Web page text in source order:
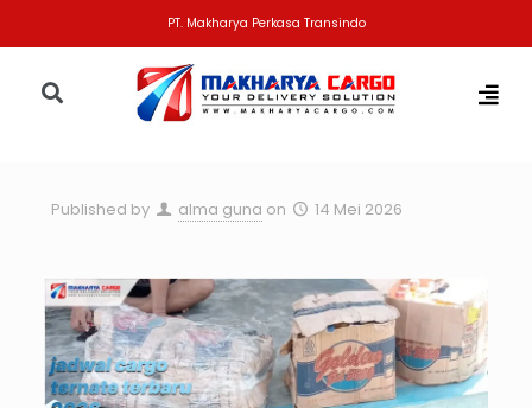
PT. Makharya Perkasa Transindo
Published by alma guna on 14 Mei 2026